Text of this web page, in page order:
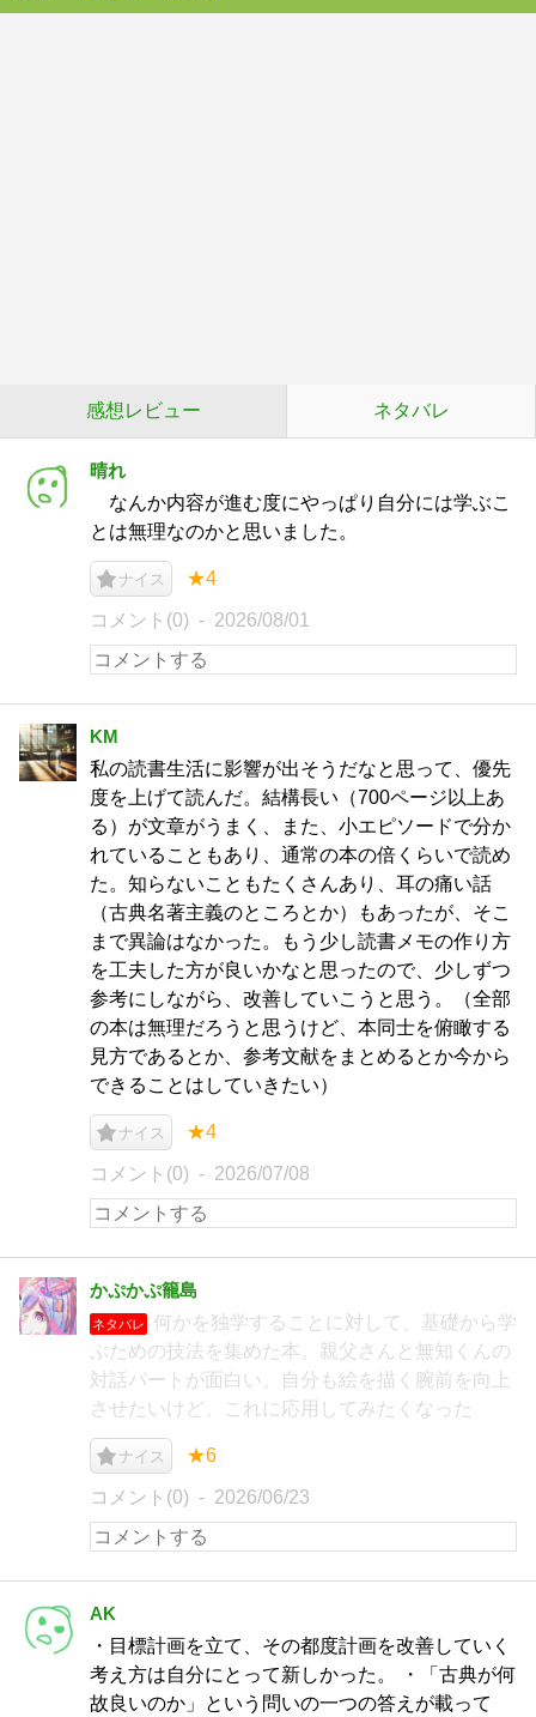
感想レビュー ネタバレ
晴れ
なんか内容が進む度にやっぱり自分には学ぶこ
とは無理なのかと思いました。
ナイス ★4
コメント(0) 2026/08/01
KM
私の読書生活に影響が出そうだなと思って、優先
度を上げて読んだ。結構長い（700ページ以上あ
る）が文章がうまく、また、小エピソードで分か
れていることもあり、通常の本の倍くらいで読め
た。知らないこともたくさんあり、耳の痛い話
（古典名著主義のところとか）もあったが、そこ
まで異論はなかった。もう少し読書メモの作り方
を工夫した方が良いかなと思ったので、少しずつ
参考にしながら、改善していこうと思う。（全部
の本は無理だろうと思うけど、本同士を俯瞰する
見方であるとか、参考文献をまとめるとか今から
できることはしていきたい）
ナイス ★4
コメント(0) 2026/07/08
かぷかぷ籠島
ネタバレ
何かを独学することに対して、基礎から学
ぶための技法を集めた本。親父さんと無知くんの
対話パートが面白い。自分も絵を描く腕前を向上
させたいけど、これに応用してみたくなった
ナイス ★6
コメント(0) 2026/06/23
AK
・目標計画を立て、その都度計画を改善していく
考え方は自分にとって新しかった。 ・「古典が何
故良いのか」という問いの一つの答えが載って